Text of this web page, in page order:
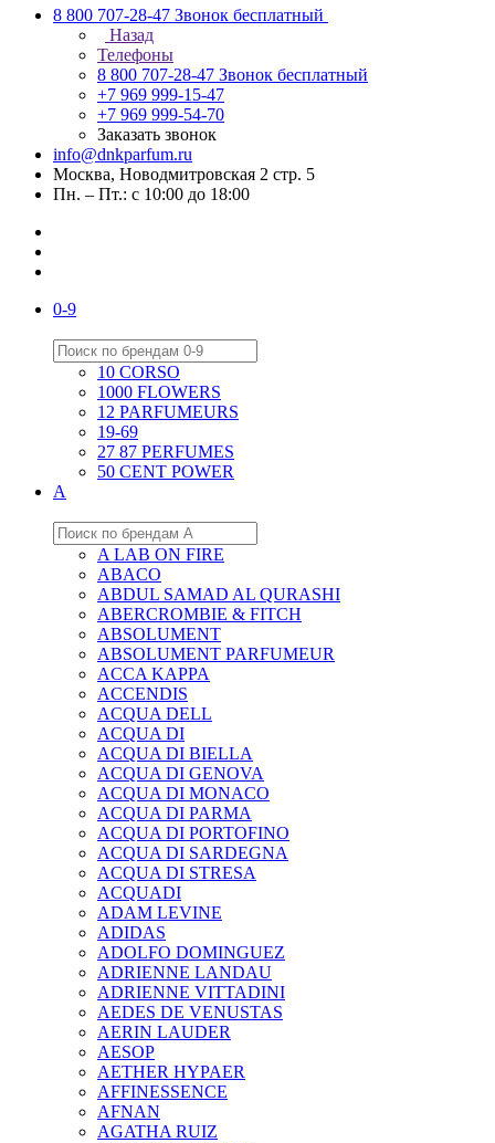
8 800 707-28-47 Звонок бесплатный
Назад
Телефоны
8 800 707-28-47 Звонок бесплатный
+7 969 999-15-47
+7 969 999-54-70
Заказать звонок
info@dnkparfum.ru
Москва, Новодмитровская 2 стр. 5
Пн. – Пт.: с 10:00 до 18:00
0-9
10 CORSO
1000 FLOWERS
12 PARFUMEURS
19-69
27 87 PERFUMES
50 CENT POWER
A
A LAB ON FIRE
ABACO
ABDUL SAMAD AL QURASHI
ABERCROMBIE & FITCH
ABSOLUMENT
ABSOLUMENT PARFUMEUR
ACCA KAPPA
ACCENDIS
ACQUA DELL
ACQUA DI
ACQUA DI BIELLA
ACQUA DI GENOVA
ACQUA DI MONACO
ACQUA DI PARMA
ACQUA DI PORTOFINO
ACQUA DI SARDEGNA
ACQUA DI STRESA
ACQUADI
ADAM LEVINE
ADIDAS
ADOLFO DOMINGUEZ
ADRIENNE LANDAU
ADRIENNE VITTADINI
AEDES DE VENUSTAS
AERIN LAUDER
AESOP
AETHER HYPAER
AFFINESSENCE
AFNAN
AGATHA RUIZ